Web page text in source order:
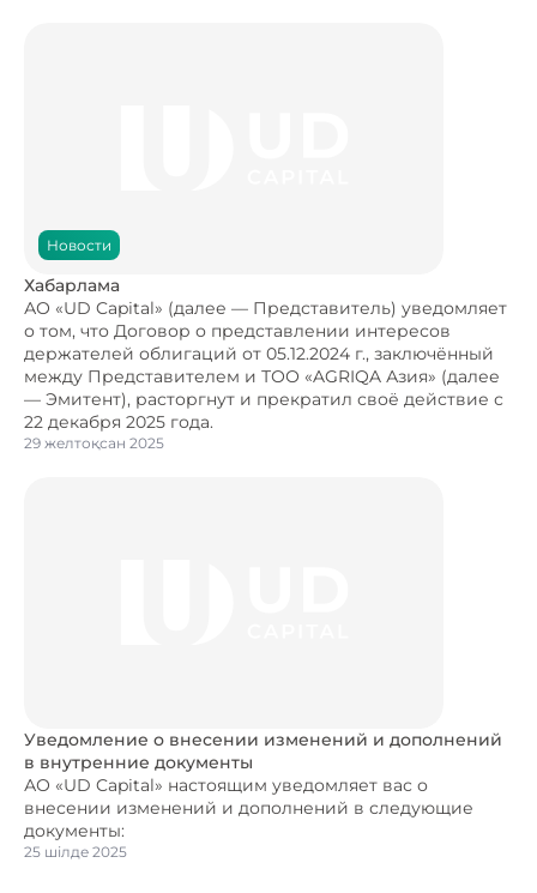
Новости
Хабарлама
АО «UD Capital» (далее — Представитель) уведомляет
о том, что Договор о представлении интересов
держателей облигаций от 05.12.2024 г., заключённый
между Представителем и ТОО «AGRIQA Азия» (далее
— Эмитент), расторгнут и прекратил своё действие с
22 декабря 2025 года.
29 желтоқсан 2025
Уведомление о внесении изменений и дополнений
в внутренние документы
АО «UD Capital» настоящим уведомляет вас о
внесении изменений и дополнений в следующие
документы:
25 шілде 2025